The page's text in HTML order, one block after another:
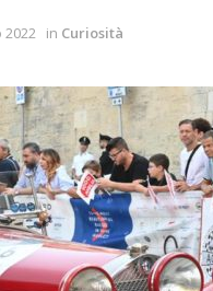
2022 in Curiosità